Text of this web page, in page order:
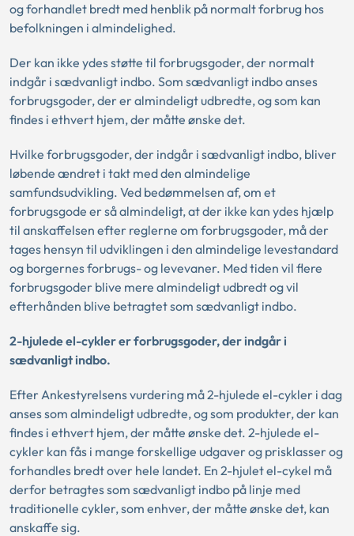
og forhandlet bredt med henblik på normalt forbrug hos
befolkningen i almindelighed.
Der kan ikke ydes støtte til forbrugsgoder, der normalt
indgår i sædvanligt indbo. Som sædvanligt indbo anses
forbrugsgoder, der er almindeligt udbredte, og som kan
findes i ethvert hjem, der måtte ønske det.
Hvilke forbrugsgoder, der indgår i sædvanligt indbo, bliver
løbende ændret i takt med den almindelige
samfundsudvikling. Ved bedømmelsen af, om et
forbrugsgode er så almindeligt, at der ikke kan ydes hjælp
til anskaffelsen efter reglerne om forbrugsgoder, må der
tages hensyn til udviklingen i den almindelige levestandard
og borgernes forbrugs- og levevaner. Med tiden vil flere
forbrugsgoder blive mere almindeligt udbredt og vil
efterhånden blive betragtet som sædvanligt indbo.
2-hjulede el-cykler er forbrugsgoder, der indgår i
sædvanligt indbo.
Efter Ankestyrelsens vurdering må 2-hjulede el-cykler i dag
anses som almindeligt udbredte, og som produkter, der kan
findes i ethvert hjem, der måtte ønske det. 2-hjulede el-
cykler kan fås i mange forskellige udgaver og prisklasser og
forhandles bredt over hele landet. En 2-hjulet el-cykel må
derfor betragtes som sædvanligt indbo på linje med
traditionelle cykler, som enhver, der måtte ønske det, kan
anskaffe sig.